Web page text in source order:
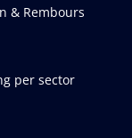
& Rembours
per sector